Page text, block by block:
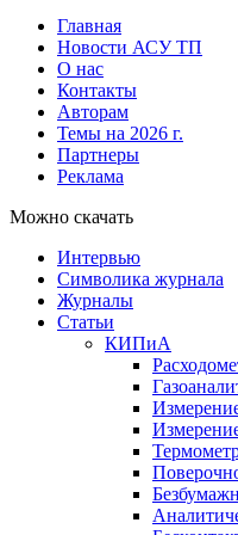
Главная
Новости АСУ ТП
О нас
Контакты
Авторам
Темы на 2026 г.
Партнеры
Реклама
Можно скачать
Интервью
Символика журнала
Журналы
Статьи
КИПиА